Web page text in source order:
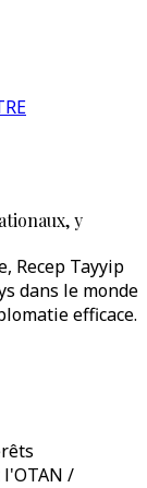
y
Recep Tayyip
dans le monde
efficace.
/